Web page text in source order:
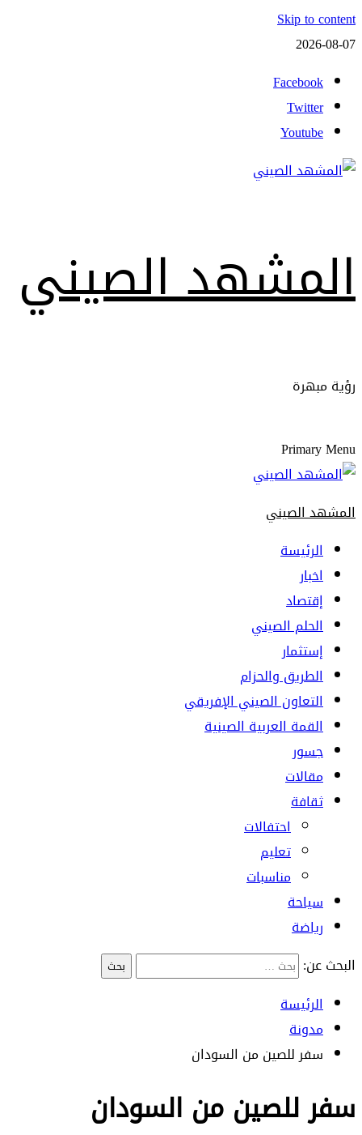
Skip to content
2026-08-07
Facebook
Twitter
Youtube
المشهد الصيني
رؤية مبهرة
Primary Menu
المشهد الصيني
الرئيسة
اخبار
إقتصاد
الحلم الصيني
إستثمار
الطريق والحزام
التعاون الصيني الإفريقي
القمة العربية الصينية
جسور
مقالات
ثقافة
احتفالات
تعليم
مناسبات
سياحة
رياضة
البحث عن:
الرئيسة
مدونة
سفر للصين من السودان
سفر للصين من السودان